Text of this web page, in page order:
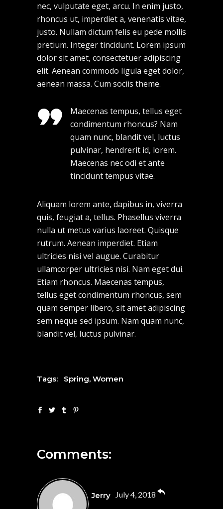
nec, vulputate eget, arcu. In enim justo,
rhoncus ut, imperdiet a, venenatis vitae,
justo. Nullam dictum felis eu pede mollis
pretium. Integer tincidunt. Lorem ipsum
dolor sit amet, consectetuer adipiscing
elit. Aenean commodo ligula eget dolor,
aenean massa. Cum sociis theme.
Maecenas tempus, tellus eget
condimentum rhoncus? Nam
quam nunc, blandit vel, luctus
pulvinar, hendrerit id, lorem.
Maecenas nec odi et ante
tincidunt tempus vitae.
Aliquam lorem ante, dapibus in, viverra
quis, feugiat a, tellus. Phasellus viverra
nulla ut metus varius laoreet. Quisque
rutrum. Aenean imperdiet. Etiam
ultricies nisi vel augue. Curabitur
ullamcorper ultricies nisi. Nam eget dui.
Etiam rhoncus. Maecenas tempus,
tellus eget condimentum rhoncus, sem
quam semper libero, sit amet adipiscing
sem neque sed ipsum. Nam quam nunc,
blandit vel, luctus pulvinar.
Tags: Spring, Women
Comments:
Jerry July 4, 2018